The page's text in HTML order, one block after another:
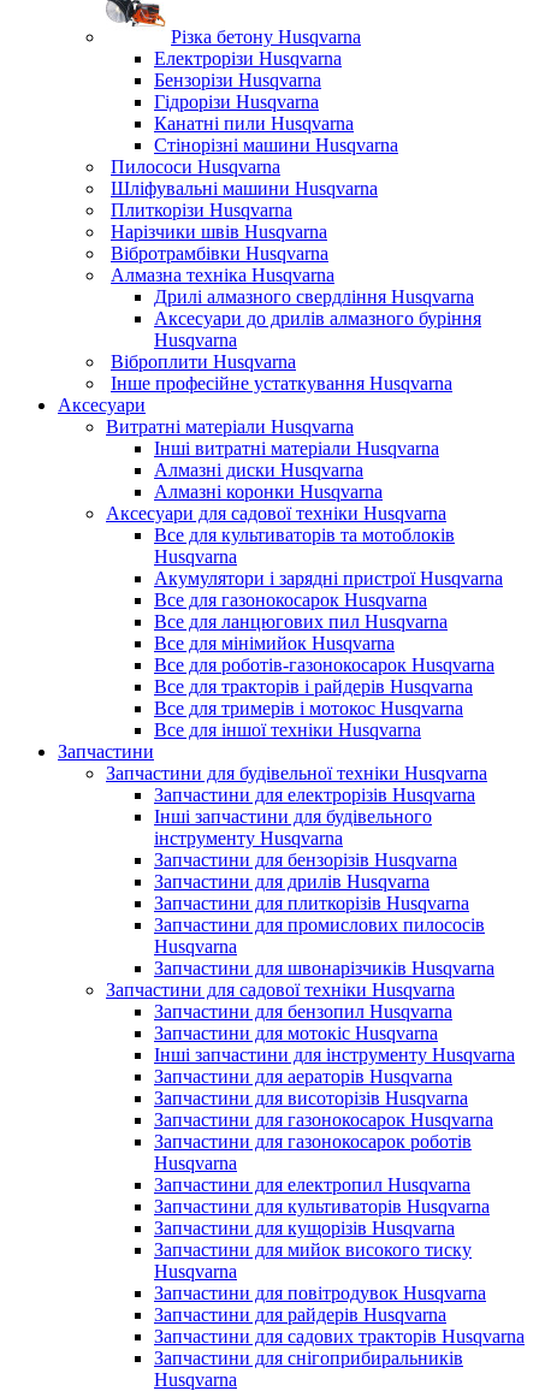
Різка бетону Husqvarna
Електрорізи Husqvarna
Бензорізи Husqvarna
Гідрорізи Husqvarna
Канатні пили Husqvarna
Стінорізні машини Husqvarna
Пилососи Husqvarna
Шліфувальні машини Husqvarna
Плиткорізи Husqvarna
Нарізчики швів Husqvarna
Вібротрамбівки Husqvarna
Алмазна техніка Husqvarna
Дрилі алмазного свердління Husqvarna
Аксесуари до дрилів алмазного буріння
Husqvarna
Віброплити Husqvarna
Інше професійне устаткування Husqvarna
Аксесуари
Витратні матеріали Husqvarna
Інші витратні матеріали Husqvarna
Алмазні диски Husqvarna
Алмазні коронки Husqvarna
Аксесуари для садової техніки Husqvarna
Все для культиваторів та мотоблоків
Husqvarna
Акумулятори і зарядні пристрої Husqvarna
Все для газонокосарок Husqvarna
Все для ланцюгових пил Husqvarna
Все для мінімийок Husqvarna
Все для роботів-газонокосарок Husqvarna
Все для тракторів і райдерів Husqvarna
Все для тримерів і мотокос Husqvarna
Все для іншої техніки Husqvarna
Запчастини
Запчастини для будівельної техніки Husqvarna
Запчастини для електрорізів Husqvarna
Інші запчастини для будівельного
інструменту Husqvarna
Запчастини для бензорізів Husqvarna
Запчастини для дрилів Husqvarna
Запчастини для плиткорізів Husqvarna
Запчастини для промислових пилососів
Husqvarna
Запчастини для швонарізчиків Husqvarna
Запчастини для садової техніки Husqvarna
Запчастини для бензопил Husqvarna
Запчастини для мотокіс Husqvarna
Інші запчастини для інструменту Husqvarna
Запчастини для аераторів Husqvarna
Запчастини для висоторізів Husqvarna
Запчастини для газонокосарок Husqvarna
Запчастини для газонокосарок роботів
Husqvarna
Запчастини для електропил Husqvarna
Запчастини для культиваторів Husqvarna
Запчастини для кущорізів Husqvarna
Запчастини для мийок високого тиску
Husqvarna
Запчастини для повітродувок Husqvarna
Запчастини для райдерів Husqvarna
Запчастини для садових тракторів Husqvarna
Запчастини для снігоприбиральників
Husqvarna